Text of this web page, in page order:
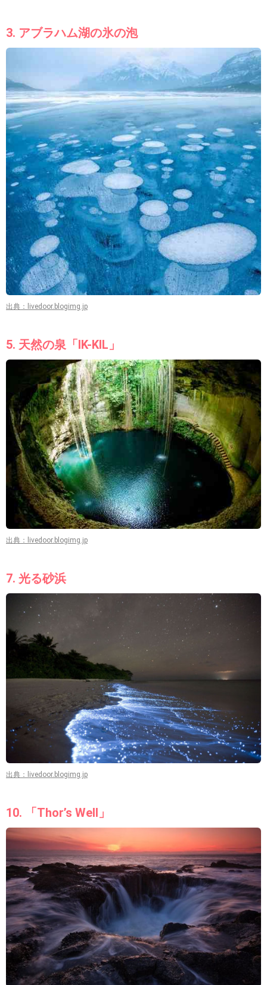
3. アブラハム湖の氷の泡
出典：livedoor.blogimg.jp
5. 天然の泉「IK-KIL」
出典：livedoor.blogimg.jp
7. 光る砂浜
出典：livedoor.blogimg.jp
10. 「Thor’s Well」